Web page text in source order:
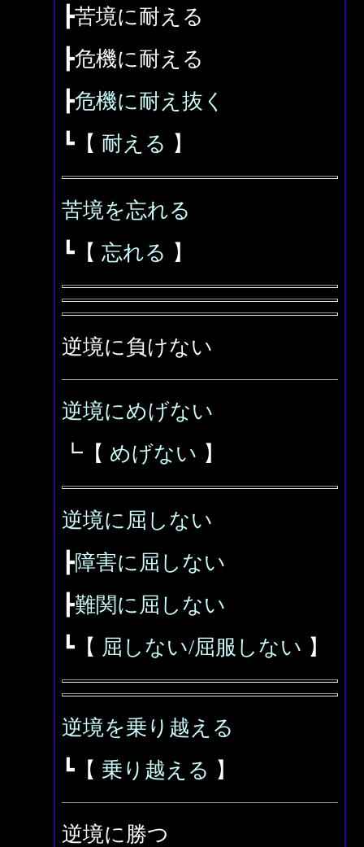
┣苦境に耐える
┣危機に耐える
┣危機に耐え抜く
┗【 耐える 】
苦境を忘れる
┗【 忘れる 】
逆境に負けない
逆境にめげない
┗【 めげない 】
逆境に屈しない
┣障害に屈しない
┣難関に屈しない
┗【 屈しない/屈服しない 】
逆境を乗り越える
┗【 乗り越える 】
逆境に勝つ